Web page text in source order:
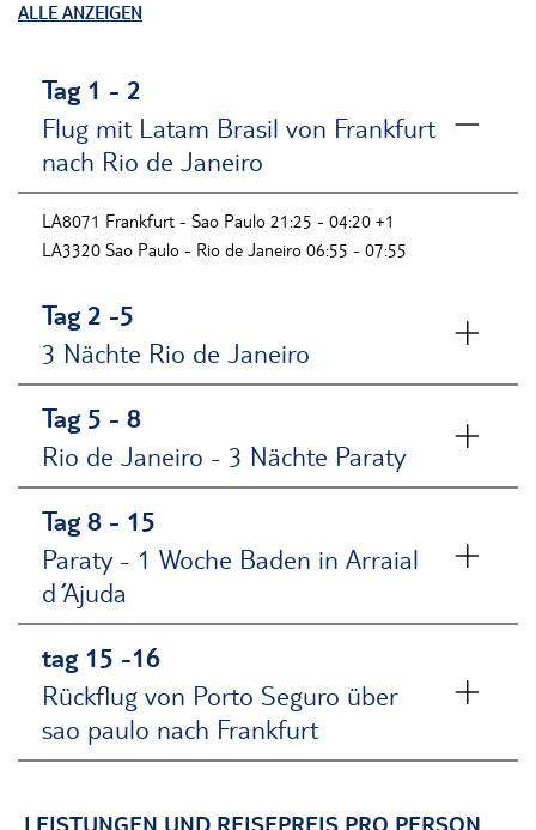
ALLE ANZEIGEN
Tag 1 - 2
Flug mit Latam Brasil von Frankfurt
nach Rio de Janeiro
LA8071 Frankfurt - Sao Paulo 21:25 - 04:20 +1
LA3320 Sao Paulo - Rio de Janeiro 06:55 - 07:55
Tag 2 -5
3 Nächte Rio de Janeiro
Tag 5 - 8
Rio de Janeiro - 3 Nächte Paraty
Tag 8 - 15
Paraty - 1 Woche Baden in Arraial
d´´ Ajuda
tag 15 -16
Rückflug von Porto Seguro über
sao paulo nach Frankfurt
LEISTUNGEN UND REISEPREIS PRO PERSON